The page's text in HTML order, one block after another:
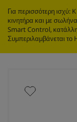
Για περισσότερη
κινητήρα και με σωλήνα
Smart Control,
Συμπεριλαμβάνεται το